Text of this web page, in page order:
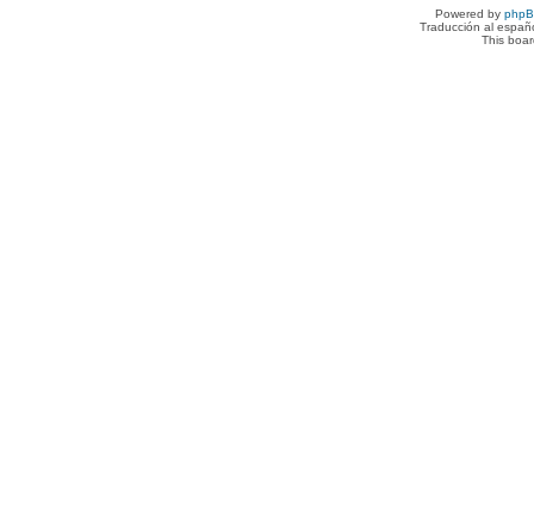
Powered by
Traducción al
This